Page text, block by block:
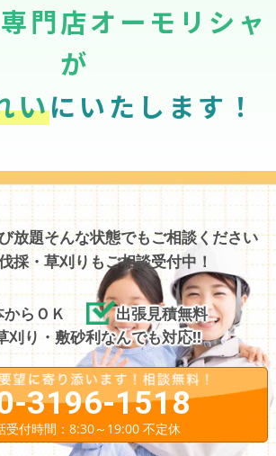
門店オーモリシャ
が
いにいたします！
放題そんな状態でもご相談ください
採・草刈りもご相談受付中！
らＯＫ
出張見積無料
刈り・敷砂利なんでも対応!!
3196-1518
受付時間：8:30～19:00 不定休